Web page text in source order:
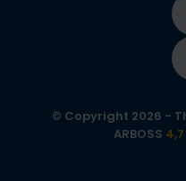
© Copyright 2026 -
ARBOSS 4,7